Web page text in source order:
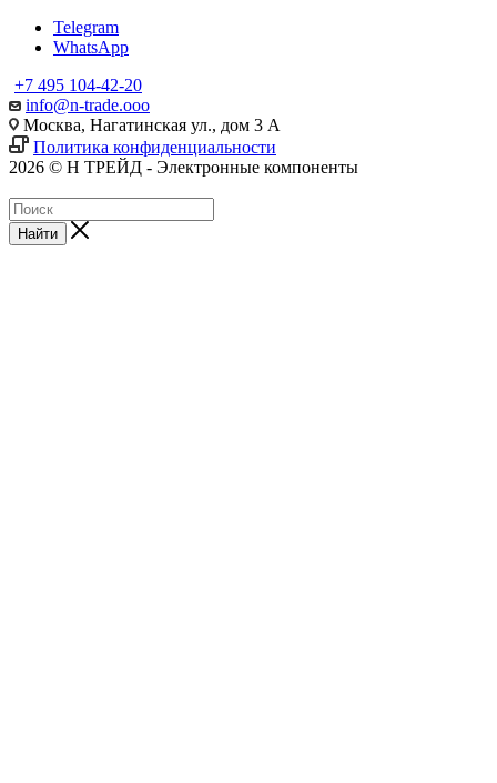
Telegram
WhatsApp
+7 495 104-42-20
info@n-trade.ooo
Москва, Нагатинская ул., дом 3 А
Политика конфиденциальности
2026 © Н ТРЕЙД - Электронные компоненты
Найти